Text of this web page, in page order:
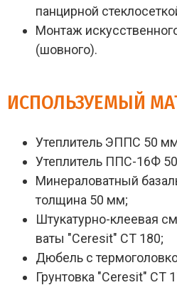
панцирной
Монтаж
(шовного).
ИСПОЛЬЗУЕМЫЙ
Утеплитель ЭППС 50
Утеплитель ППС-16Ф
Минераловатный
толщина 50 мм;
Штукатурно-клеевая
ваты "Ceresit" СТ 180;
Дюбель с
Грунтовка "Ceresit" СТ